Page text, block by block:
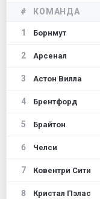
# КОМАНДА
1 Борнмут
2 Арсенал
3 Астон Вилла
4 Брентфорд
5 Брайтон
6 Челси
7 Ковентри Сити
8 Кристал Пэлас